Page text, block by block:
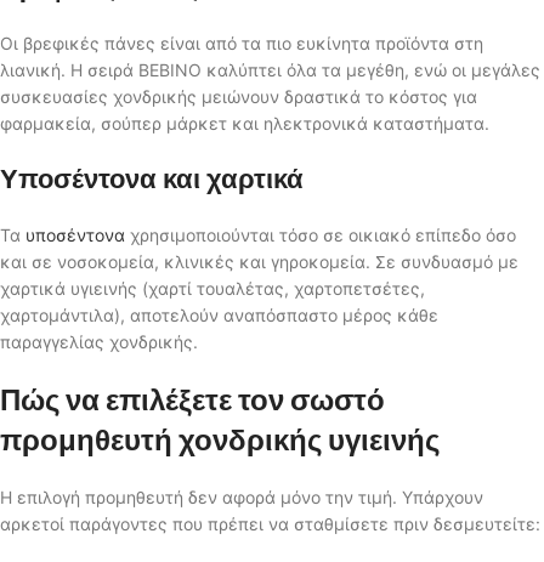
Οι βρεφικές πάνες είναι από τα πιο ευκίνητα προϊόντα στη
λιανική. Η σειρά BEBINO καλύπτει όλα τα μεγέθη, ενώ οι μεγάλες
συσκευασίες χονδρικής μειώνουν δραστικά το κόστος για
φαρμακεία, σούπερ μάρκετ και ηλεκτρονικά καταστήματα.
Υποσέντονα και χαρτικά
Τα υποσέντονα χρησιμοποιούνται τόσο σε οικιακό επίπεδο όσο
και σε νοσοκομεία, κλινικές και γηροκομεία. Σε συνδυασμό με
χαρτικά υγιεινής (χαρτί τουαλέτας, χαρτοπετσέτες,
χαρτομάντιλα), αποτελούν αναπόσπαστο μέρος κάθε
παραγγελίας χονδρικής.
Πώς να επιλέξετε τον σωστό
προμηθευτή χονδρικής υγιεινής
Η επιλογή προμηθευτή δεν αφορά μόνο την τιμή. Υπάρχουν
αρκετοί παράγοντες που πρέπει να σταθμίσετε πριν δεσμευτείτε: